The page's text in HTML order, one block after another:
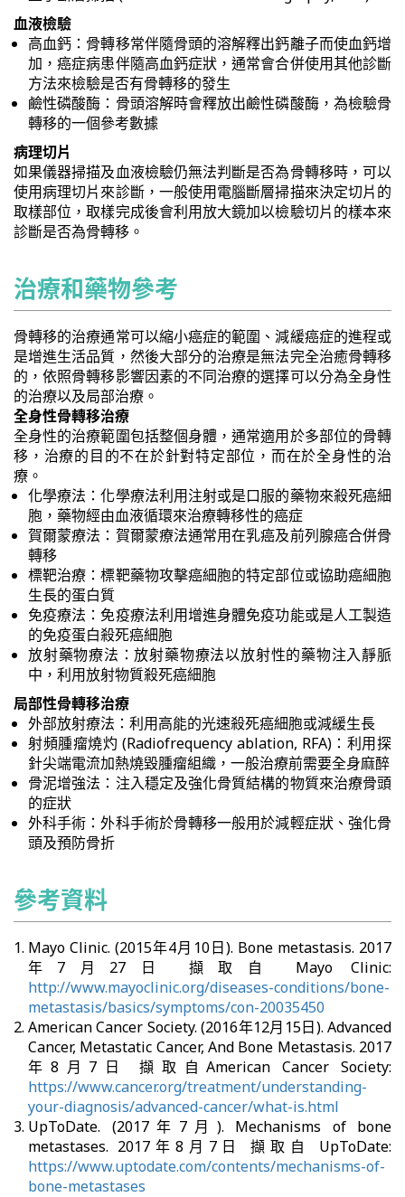
血液檢驗
高血鈣：骨轉移常伴隨骨頭的溶解釋出鈣離子而使血鈣增
加，癌症病患伴隨高血鈣症狀，通常會合併使用其他診斷
方法來檢驗是否有骨轉移的發生
鹼性磷酸酶：骨頭溶解時會釋放出鹼性磷酸酶，為檢驗骨
轉移的一個參考數據
病理切片
如果儀器掃描及血液檢驗仍無法判斷是否為骨轉移時，可以
使用病理切片來診斷，一般使用電腦斷層掃描來決定切片的
取樣部位，取樣完成後會利用放大鏡加以檢驗切片的樣本來
診斷是否為骨轉移。
治療和藥物參考
骨轉移的治療通常可以縮小癌症的範圍、減緩癌症的進程或
是增進生活品質，然後大部分的治療是無法完全治癒骨轉移
的，依照骨轉移影響因素的不同治療的選擇可以分為全身性
的治療以及局部治療。
全身性骨轉移治療
全身性的治療範圍包括整個身體，通常適用於多部位的骨轉
移，治療的目的不在於針對特定部位，而在於全身性的治
療。
化學療法：化學療法利用注射或是口服的藥物來殺死癌細
胞，藥物經由血液循環來治療轉移性的癌症
賀爾蒙療法：賀爾蒙療法通常用在乳癌及前列腺癌合併骨
轉移
標靶治療：標靶藥物攻擊癌細胞的特定部位或協助癌細胞
生長的蛋白質
免疫療法：免疫療法利用增進身體免疫功能或是人工製造
的免疫蛋白殺死癌細胞
放射藥物療法：放射藥物療法以放射性的藥物注入靜脈
中，利用放射物質殺死癌細胞
局部性骨轉移治療
外部放射療法：利用高能的光速殺死癌細胞或減緩生長
射頻腫瘤燒灼 (Radiofrequency ablation, RFA)：利用探
針尖端電流加熱燒毀腫瘤組織，一般治療前需要全身麻醉
骨泥增強法：注入穩定及強化骨質結構的物質來治療骨頭
的症狀
外科手術：外科手術於骨轉移一般用於減輕症狀、強化骨
頭及預防骨折
參考資料
Mayo Clinic. (2015年4月10日). Bone metastasis. 2017
年7月27日 擷取自 Mayo Clinic:
http://www.mayoclinic.org/diseases-conditions/bone-
metastasis/basics/symptoms/con-20035450
American Cancer Society. (2016年12月15日). Advanced
Cancer, Metastatic Cancer, And Bone Metastasis. 2017
年8月7日 擷取自American Cancer Society:
https://www.cancer.org/treatment/understanding-
your-diagnosis/advanced-cancer/what-is.html
UpToDate. (2017年7月). Mechanisms of bone
metastases. 2017年8月7日 擷取自 UpToDate:
https://www.uptodate.com/contents/mechanisms-of-
bone-metastases